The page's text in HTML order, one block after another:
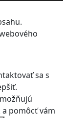
sa s
pomôcť vám